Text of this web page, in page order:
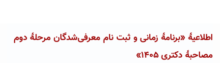
اطلاعیۀ «برنامۀ زمانی و ثبت نام معرفی‌شدگان مرحلۀ دوم
مصاحبۀ دکتری ۱۴۰۵»